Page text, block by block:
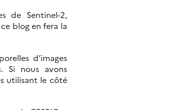
de Sentinel-2,
blog en fera la
d’images
Si nous avons
utilisant le côté